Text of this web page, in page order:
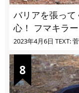
バリアを張っ
心！ フマキラーに聞く「最強の虫撃退グッズ
vol.4」【キャン
2023年4月6日 TEXT: